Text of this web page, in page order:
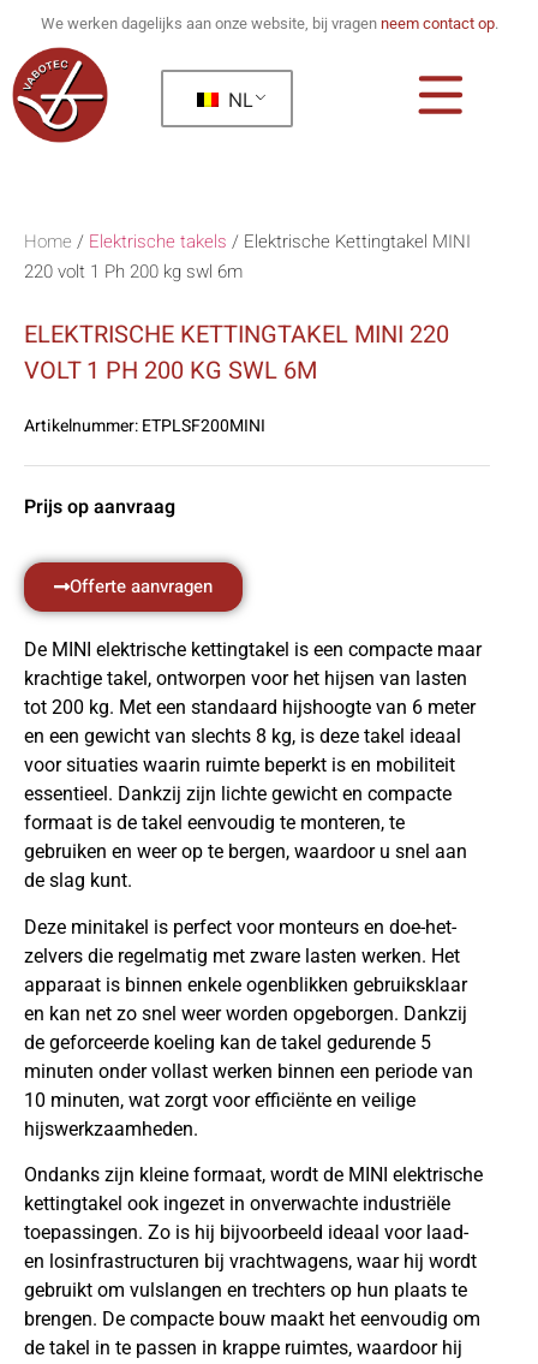
We werken dagelijks aan onze website, bij vragen neem contact op.
NL
Home / Elektrische takels / Elektrische Kettingtakel MINI
220 volt 1 Ph 200 kg swl 6m
ELEKTRISCHE KETTINGTAKEL MINI 220
VOLT 1 PH 200 KG SWL 6M
Artikelnummer:ETPLSF200MINI
Prijs op aanvraag
Offerte aanvragen
De MINI elektrische kettingtakel is een compacte maar
krachtige takel, ontworpen voor het hijsen van lasten
tot 200 kg. Met een standaard hijshoogte van 6 meter
en een gewicht van slechts 8 kg, is deze takel ideaal
voor situaties waarin ruimte beperkt is en mobiliteit
essentieel. Dankzij zijn lichte gewicht en compacte
formaat is de takel eenvoudig te monteren, te
gebruiken en weer op te bergen, waardoor u snel aan
de slag kunt.
Deze minitakel is perfect voor monteurs en doe-het-
zelvers die regelmatig met zware lasten werken. Het
apparaat is binnen enkele ogenblikken gebruiksklaar
en kan net zo snel weer worden opgeborgen. Dankzij
de geforceerde koeling kan de takel gedurende 5
minuten onder vollast werken binnen een periode van
10 minuten, wat zorgt voor efficiënte en veilige
hijswerkzaamheden.
Ondanks zijn kleine formaat, wordt de MINI elektrische
kettingtakel ook ingezet in onverwachte industriële
toepassingen. Zo is hij bijvoorbeeld ideaal voor laad-
en losinfrastructuren bij vrachtwagens, waar hij wordt
gebruikt om vulslangen en trechters op hun plaats te
brengen. De compacte bouw maakt het eenvoudig om
de takel in te passen in krappe ruimtes, waardoor hij